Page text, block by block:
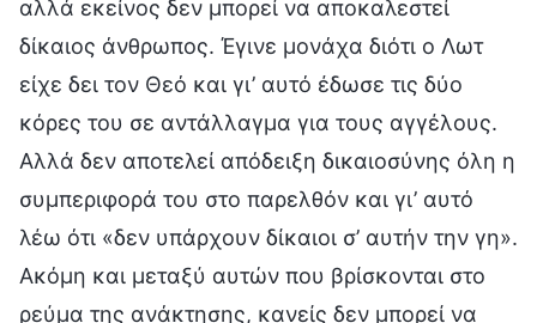
αλλά εκείνος δεν μπορεί να αποκαλεστεί
δίκαιος άνθρωπος. Έγινε μονάχα διότι ο Λωτ
είχε δει τον Θεό και γι’ αυτό έδωσε τις δύο
κόρες του σε αντάλλαγμα για τους αγγέλους.
Αλλά δεν αποτελεί απόδειξη δικαιοσύνης όλη η
συμπεριφορά του στο παρελθόν και γι’ αυτό
λέω ότι «δεν υπάρχουν δίκαιοι σ’ αυτήν την γη».
Ακόμη και μεταξύ αυτών που βρίσκονται στο
ρεύμα της ανάκτησης, κανείς δεν μπορεί να